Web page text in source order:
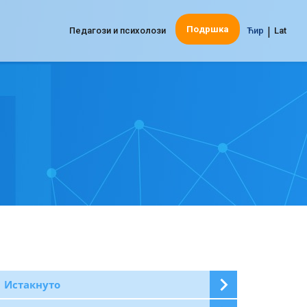
Ћир | Lat
Педагози и психолози Подршка
Истакнуто